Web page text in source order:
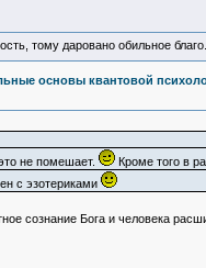
тому даровано обильное
основы квантовой
не помешает.
Кроме того в
с эзотериками
сознание Бога и человека